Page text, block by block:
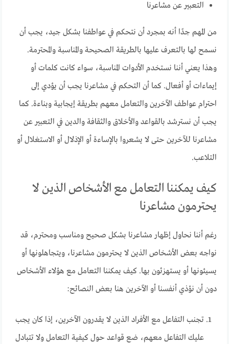
التعبير عن مشاعرنا
من المهم جدًا أنه بمجرد أن نتحكم في عواطفنا بشكل جيد، يجب أن
نسمح لها بالتعرف عليها بالطريقة الصحيحة والمناسبة والمحترمة.
وهذا يعني أننا نستخدم الأدوات المناسبة، سواء كانت كلمات أو
إيماءات أو أفعال. كما أن التحكم في مشاعرنا يجب أن يؤدي إلى
احترام عواطف الآخرين والتعامل معهم بطريقة إيجابية وبناءة. كما
يجب أن نسترشد بالقواعد والأخلاق والثقافة والدين في التعبير عن
مشاعرنا للآخرين حتى لا يشعروا بالإساءة أو الإذلال أو الاستغلال أو
التلاعب.
كيف يمكننا التعامل مع الأشخاص الذين لا
يحترمون مشاعرنا
رغم أننا نحاول إظهار مشاعرنا بشكل صحيح ومناسب ومحترم، قد
نواجه بعض الأشخاص الذين لا يحترمون مشاعرنا، ويتجاهلونها أو
يسيئونها أو يستهزئون بها. كيف يمكننا التعامل مع هؤلاء الأشخاص
دون أن نؤذي أنفسنا أو الآخرين هنا بعض النصائح:
تجنب التفاعل مع الأفراد الذين لا يقدرون الآخرين، إذا كان يجب
عليك التفاعل معهم، ضع قواعد حول كيفية التعامل ولا تتبادل